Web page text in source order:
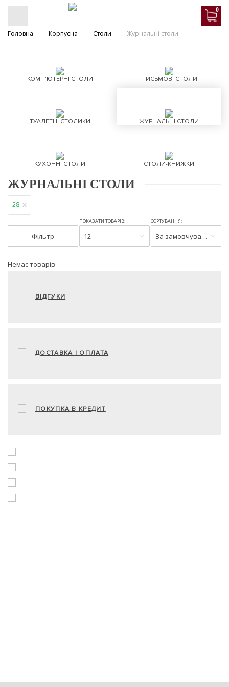
0
Головна Корпусна Столи Журнальні столи
КОМП'ЮТЕРНІ СТОЛИ ПИСЬМОВІ СТОЛИ
ТУАЛЕТНІ СТОЛИКИ ЖУРНАЛЬНІ СТОЛИ
КУХОННІ СТОЛИ СТОЛИ-КНИЖКИ
ЖУРНАЛЬНІ СТОЛИ
28
Фільтр
ПОКАЗАТИ ТОВАРІВ:
12
СОРТУВАННЯ:
За замовчуванням
Немає товарів
ВІДГУКИ
ДОСТАВКА І ОПЛАТА
ПОКУПКА В КРЕДИТ